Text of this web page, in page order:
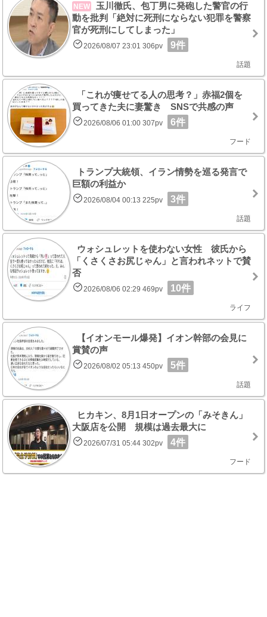
NEW
玉川徹氏、包丁男に発砲した警官の行
動を批判「絶対に死刑にならない犯罪を警察
官が死刑にしてしまった」
2026/08/07 23:01 306pv 9件
話題
「これが痩せてる人の思考？」赤福2個を
買ってきた夫に妻驚き SNSで共感の声
2026/08/06 01:00 307pv 6件
フード
トランプ大統領、イラン情勢を巡る発言で
巨額の利益か
2026/08/04 00:13 225pv 3件
話題
ウォシュレットを使わない女性 彼氏から
「くさくさお尻じゃん」と言われネットで賛
否
2026/08/06 02:29 469pv 10件
ライフ
【イオンモール爆発】イオン幹部の会見に
賞賛の声
2026/08/02 05:13 450pv 5件
話題
ヒカキン、8月1日オープンの「みそきん」
大阪店を公開 規模は過去最大に
2026/07/31 05:44 302pv 4件
フード